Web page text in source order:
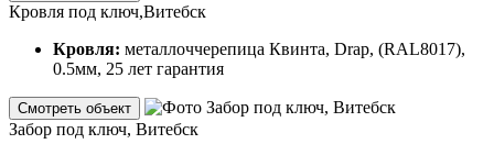
Кровля под ключ,Витебск
Кровля: металлоччерепица Квинта, Drap, (RAL8017),
0.5мм, 25 лет гарантия
Смотреть объект
Забор под ключ, Витебск